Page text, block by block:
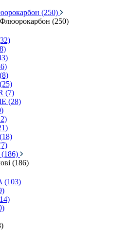
(250)
(250)
(7)
(28)
(186)
(186)
(103)